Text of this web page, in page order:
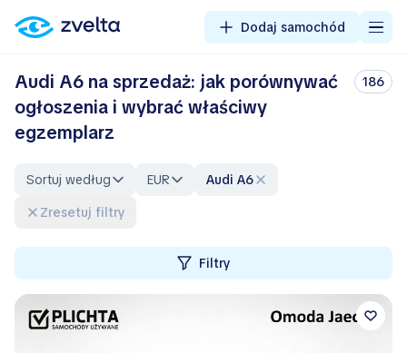
Dodaj samochód
Audi A6 na sprzedaż: jak porównywać
ogłoszenia i wybrać właściwy
egzemplarz
186
Sortuj według EUR
Audi A6
Zresetuj filtry
Filtry